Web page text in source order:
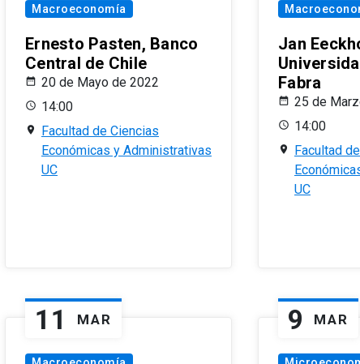
Macroeconomía
Ernesto Pasten, Banco
Central de Chile
20 de Mayo de 2022
14:00
Facultad de Ciencias
Económicas y Administrativas
UC
Jan
Fabra
25 de
14:00
Facultad
UC
11 MAR 9 MAR